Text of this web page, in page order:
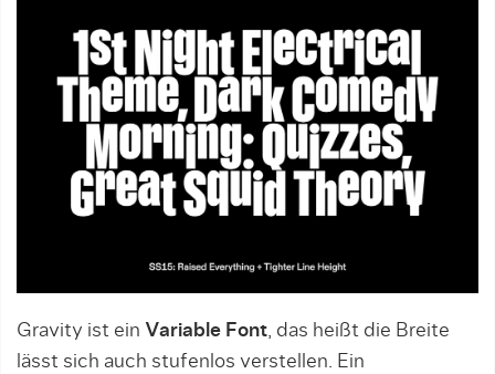
Gravity ist ein Variable Font, das heißt die Breite
lässt sich auch stufenlos verstellen. Ein